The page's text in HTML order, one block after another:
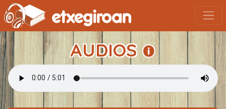
AUDIOS